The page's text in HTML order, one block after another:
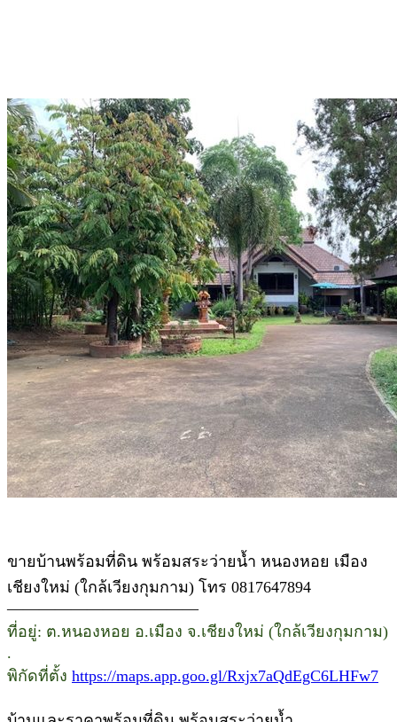
ขายบ้านพร้อมที่ดิน พร้อมสระว่ายน้ำ หนองหอย เมือง
เชียงใหม่ (ใกล้เวียงกุมกาม) โทร 0817647894
————————————
ที่อยู่: ต.หนองหอย อ.เมือง จ.เชียงใหม่ (ใกล้เวียงกุมกาม)
.
พิกัดที่ตั้ง https://maps.app.goo.gl/Rxjx7aQdEgC6LHFw7